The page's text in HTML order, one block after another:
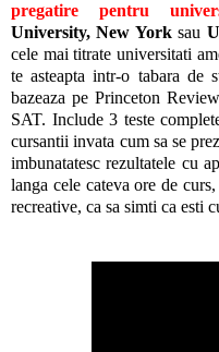
pregatire pentru
University, New Yorksau
cele mai titrate universitati
te asteapta intr-o tabara de
bazeaza pe Princeton
SAT. Include 3 teste
cursantii invata cum sa se
imbunatatesc rezultatele cu
langa cele cateva ore de
recreative, ca sa simti ca esti